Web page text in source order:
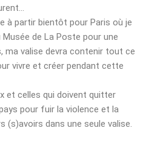
à partir bientôt pour Paris où je
de La Poste pour une
ma valise devra contenir tout ce
vivre et créer pendant cette
et celles qui doivent quitter
pour fuir la violence et la
(s)avoirs dans une seule valise.